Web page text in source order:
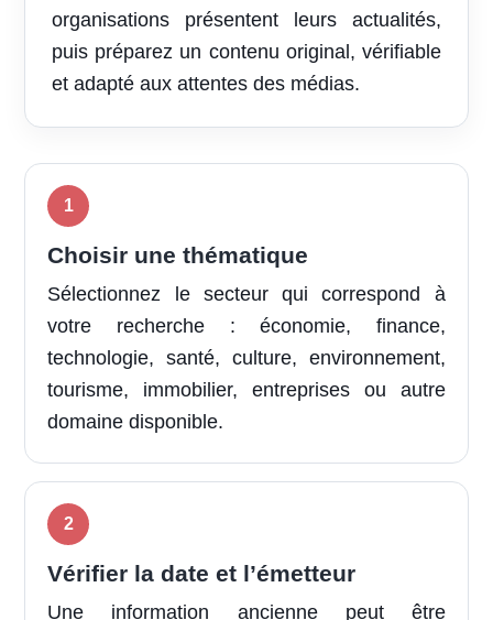
organisations présentent leurs actualités,
puis préparez un contenu original, vérifiable
et adapté aux attentes des médias.
Choisir une thématique
Sélectionnez le secteur qui correspond à
votre recherche : économie, finance,
technologie, santé, culture, environnement,
tourisme, immobilier, entreprises ou autre
domaine disponible.
Vérifier la date et l’émetteur
Une information ancienne peut être